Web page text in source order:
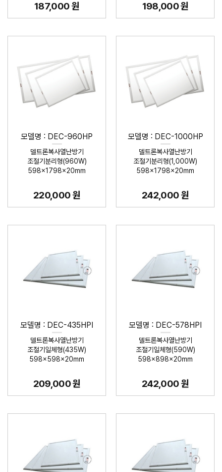
187,000 원 198,000 원
모델명 : DEC-960HP
델트론복사열난방기
조절기분리형(960W)
598×1798×20mm
220,000 원
모델명 : DEC-1000HP
델트론복사열난방기
조절기분리형(1,000W)
598×1798×20mm
242,000 원
모델명 : DEC-435HPI
델트론복사열난방기
조절기일체형(435W)
598×598×20mm
209,000 원
모델명 : DEC-578HPI
델트론복사열난방기
조절기일체형(590W)
598×898×20mm
242,000 원